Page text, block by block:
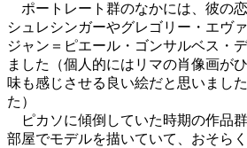
ポートレート群のなかには、彼の
シュレシンガーやグレゴリー・エヴ
ジャン＝ピエール・ゴンサルベス・
ました（個人的にはリマの肖像画が
味も感じさせる良い絵だと思いまし
た）
ピカソに傾倒していた時期の作品
部屋でモデルを描いていて、おそら